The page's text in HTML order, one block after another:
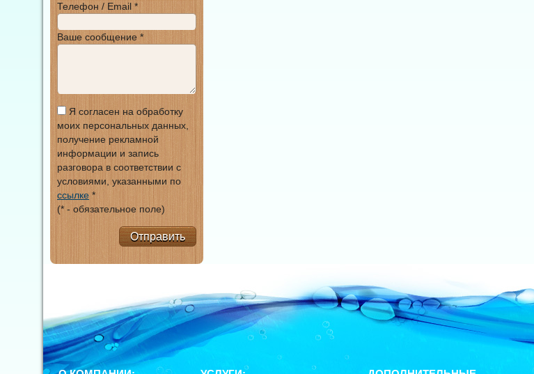
Телефон / Email *
Ваше сообщение *
Я согласен на обработку
моих персональных данных,
получение рекламной
информации и запись
разговора в соответствии с
условиями, указанными по
ссылке *
(* - обязательное поле)
Отправить